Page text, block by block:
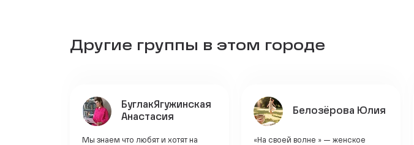
Другие группы в этом городе
БуглакЯгужинская
Анастасия
Мы знаем что любят и хотят на
Белозёрова Юлия
«На своей волне » — женское